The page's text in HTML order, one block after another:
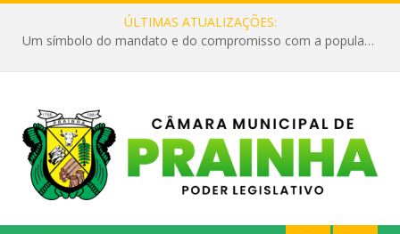
ÚLTIMAS ATUALIZAÇÕES:
Um símbolo do mandato e do compromisso com a população